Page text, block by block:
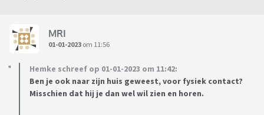
MRI
01-01-2023 om 11:56
Hemke schreef op 01-01-2023 om 11:42:
Ben je ook naar zijn huis geweest, voor fysiek contact?
Misschien dat hij je dan wel wil zien en horen.